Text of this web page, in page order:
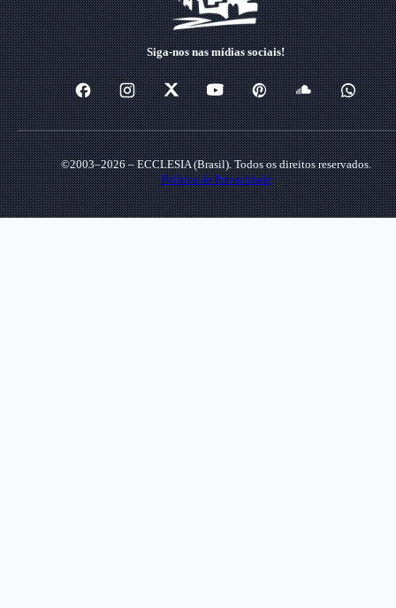
Siga-nos nas mídias sociais!
©2003–2026 – ECCLESIA (Brasil). Todos os direitos reservados.
Política de Privacidade